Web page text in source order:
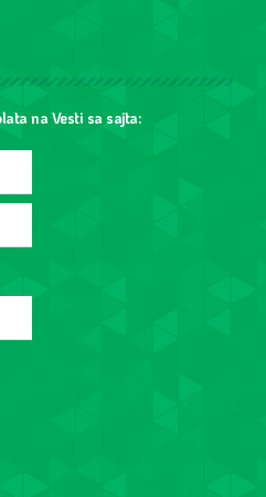
na Vesti sa sajta: